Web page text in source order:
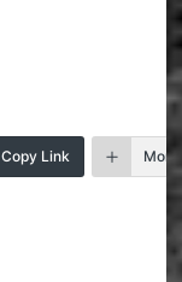
Copy Link More